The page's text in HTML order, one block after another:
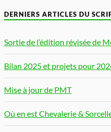
DERNIERS ARTICLES DU
Sortie de l’édition révisée de
Bilan 2025 et projets pour
Mise à jour de PMT
Où en est Chevalerie &